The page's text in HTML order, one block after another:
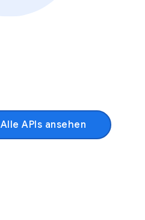
Alle APIs ansehen